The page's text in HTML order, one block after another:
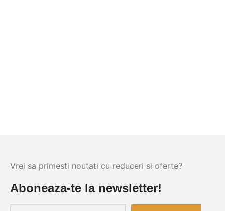
Vrei sa primesti noutati cu reduceri si oferte?
Aboneaza-te la newsletter!